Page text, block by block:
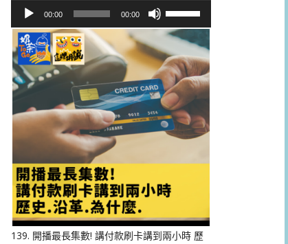
播
放
器
00:00 00:00
向
上/
向
下
鍵
以
提
或
降
低
量。
139. 開播最長集數! 講付款刷卡講到兩小時 歷